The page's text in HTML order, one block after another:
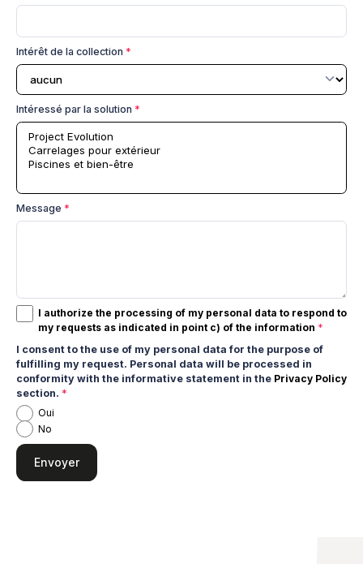
Intérêt de la collection *
Intéressé par la solution *
Message *
I authorize the processing of my personal data to respond to
my requests as indicated in point c) of the information *
I consent to the use of my personal data for the purpose of
fulfilling my request. Personal data will be processed in
conformity with the informative statement in the Privacy Policy
section. *
Oui
No